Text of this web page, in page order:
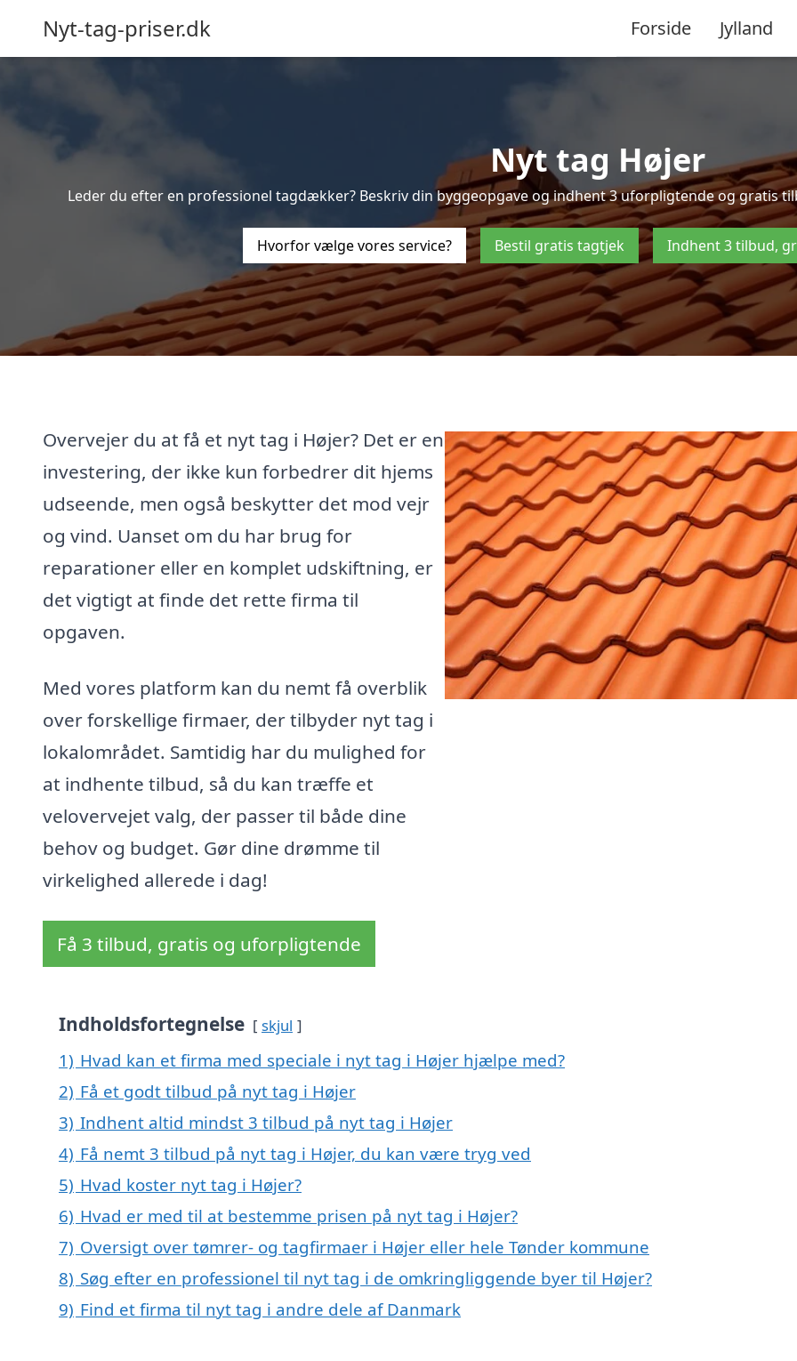
Nyt-tag-priser.dk Forside Jylland
Nyt tag Højer
Leder du efter en professionel tagdækker? Beskriv din byggeopgave og indhent 3 uforpligtende og gratis
Hvorfor vælge vores service? Bestil gratis tagtjek Indhent 3 tilbud,
Overvejer du at få et nyt tag i Højer? Det er en
investering, der ikke kun forbedrer dit hjems
udseende, men også beskytter det mod vejr
og vind. Uanset om du har brug for
reparationer eller en komplet udskiftning, er
det vigtigt at finde det rette firma til
opgaven.
Med vores platform kan du nemt få overblik
over forskellige firmaer, der tilbyder nyt tag i
lokalområdet. Samtidig har du mulighed for
at indhente tilbud, så du kan træffe et
velovervejet valg, der passer til både dine
behov og budget. Gør dine drømme til
virkelighed allerede i dag!
Få 3 tilbud, gratis og uforpligtende
Indholdsfortegnelse skjul
1) Hvad kan et firma med speciale i nyt tag i Højer hjælpe med?
2) Få et godt tilbud på nyt tag i Højer
3) Indhent altid mindst 3 tilbud på nyt tag i Højer
4) Få nemt 3 tilbud på nyt tag i Højer, du kan være tryg ved
5) Hvad koster nyt tag i Højer?
6) Hvad er med til at bestemme prisen på nyt tag i Højer?
7) Oversigt over tømrer- og tagfirmaer i Højer eller hele Tønder kommune
8) Søg efter en professionel til nyt tag i de omkringliggende byer til Højer?
9) Find et firma til nyt tag i andre dele af Danmark